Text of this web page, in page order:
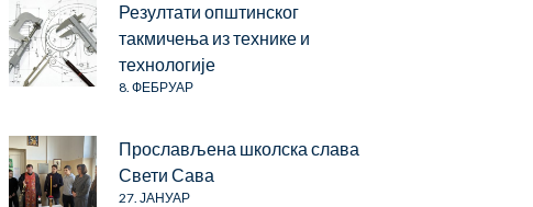
Резултати општинског
такмичења из технике и
технологије
8. ФЕБРУАР
Прослављена школска слава
Свети Сава
27. ЈАНУАР